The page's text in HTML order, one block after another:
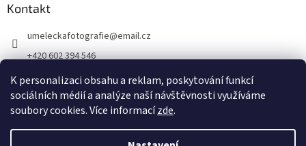
K personalizaci obsahu a reklam, poskytování funkcí
sociálních médií a analýze naší návštěvnosti využíváme
soubory cookies. Více informacízde.
Kontakt
umeleckafotografie@email.cz
+420 602 394 546
Facebook